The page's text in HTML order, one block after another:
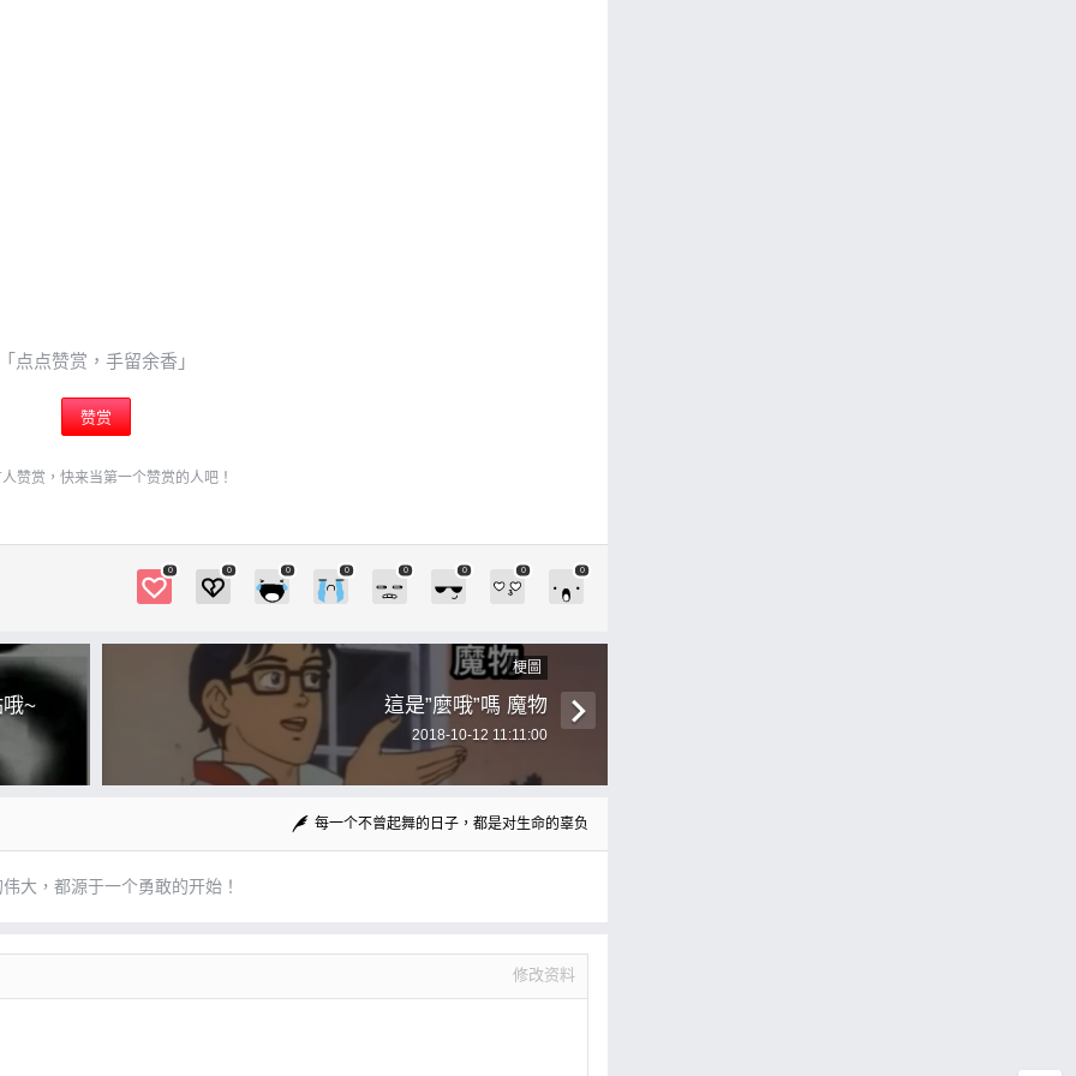
点点赞赏，手留余香」
赞赏
赞赏，快来当第一个赞赏的人吧！
0 0 0 0 0 0 0 0
~
梗圖
這是”麼哦”嗎 魔物
2018-10-12 11:11:00
每一个不曾起舞的日子，都是对生命的辜负
大，都源于一个勇敢的开始！
修改资料